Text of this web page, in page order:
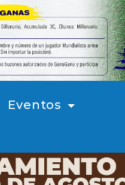
Eventos